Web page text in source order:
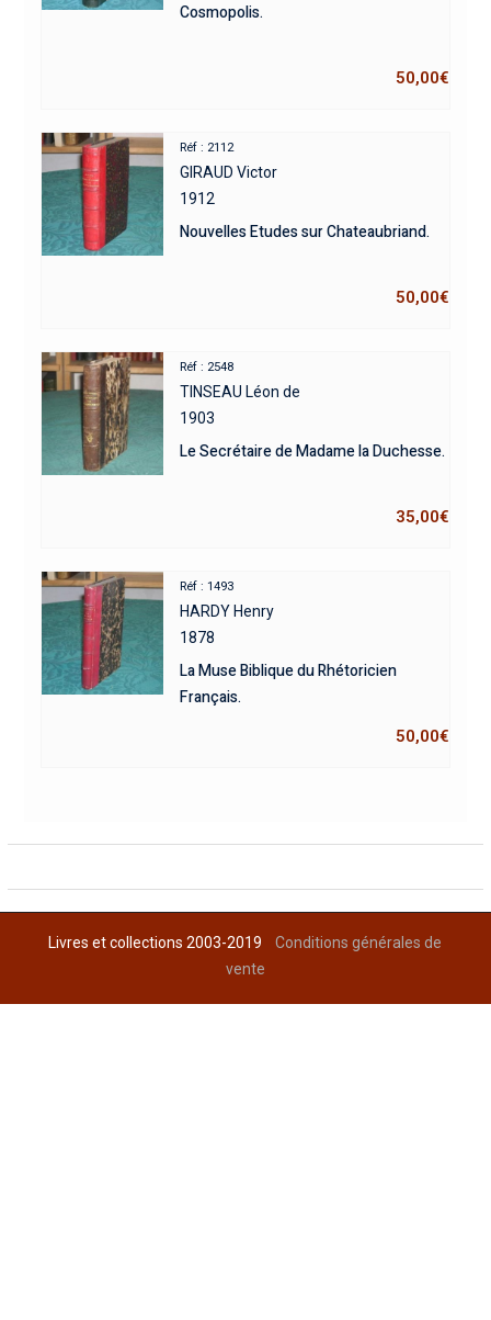
Cosmopolis.
50,00€
Réf : 2112
GIRAUD Victor
1912
Nouvelles Etudes sur Chateaubriand.
50,00€
Réf : 2548
TINSEAU Léon de
1903
Le Secrétaire de Madame la Duchesse.
35,00€
Réf : 1493
HARDY Henry
1878
La Muse Biblique du Rhétoricien
Français.
50,00€
Livres et collections 2003-2019Conditions générales de
vente